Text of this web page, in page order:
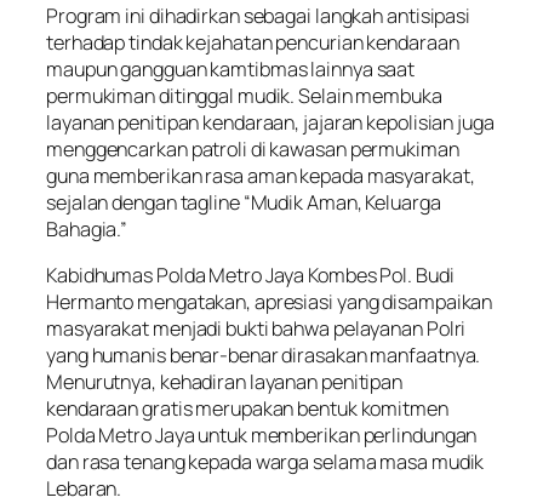
Program ini dihadirkan sebagai langkah antisipasi
terhadap tindak kejahatan pencurian kendaraan
maupun gangguan kamtibmas lainnya saat
permukiman ditinggal mudik. Selain membuka
layanan penitipan kendaraan, jajaran kepolisian juga
menggencarkan patroli di kawasan permukiman
guna memberikan rasa aman kepada masyarakat,
sejalan dengan tagline “Mudik Aman, Keluarga
Bahagia.”
Kabidhumas Polda Metro Jaya Kombes Pol. Budi
Hermanto mengatakan, apresiasi yang disampaikan
masyarakat menjadi bukti bahwa pelayanan Polri
yang humanis benar-benar dirasakan manfaatnya.
Menurutnya, kehadiran layanan penitipan
kendaraan gratis merupakan bentuk komitmen
Polda Metro Jaya untuk memberikan perlindungan
dan rasa tenang kepada warga selama masa mudik
Lebaran.